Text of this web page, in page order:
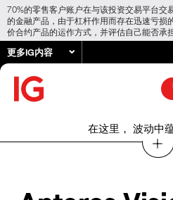
70%的零售客户账户在与该投资交易平台交
的金融产品，由于杠杆作用而存在迅速亏损
价合约产品的运作方式，并评估自己能否承
更多IG内容
在这里， 波动中